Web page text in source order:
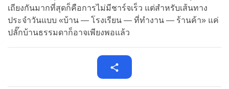
เถียงกันมากที่สุดก็คือการไม่มีชาร์จเร็ว แต่สำหรับเส้นทาง
ประจำวันแบบ «บ้าน — โรงเรียน — ที่ทำงาน — ร้านค้า» แค่
ปลั๊กบ้านธรรมดาก็อาจเพียงพอแล้ว